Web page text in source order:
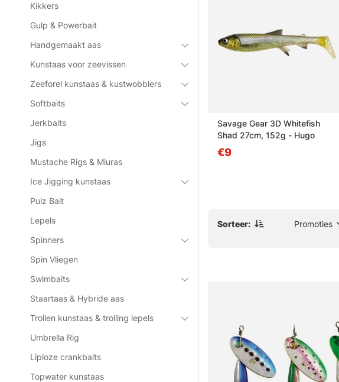
Kikkers
Gulp & Powerbait
Handgemaakt aas
Kunstaas voor zeevissen
Zeeforel kunstaas & kustwobblers
Softbaits
Jerkbaits
Jigs
Mustache Rigs & Miuras
Ice Jigging kunstaas
Pulz Bait
Lepels
Spinners
Spin Vliegen
Swimbaits
Staartaas & Hybride aas
Trollen kunstaas & trolling lepels
Umbrella Rig
Liploze crankbaits
Topwater kunstaas
Savage Gear 3D Whitefish
Shad 27cm, 152g - Hugo
€9
Sorteer: Promoties